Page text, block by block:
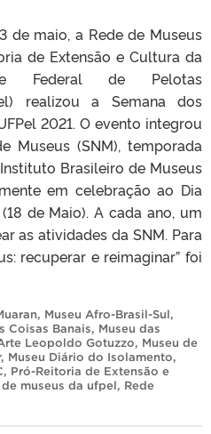
de maio, a Rede de Museus
de Extensão e Cultura da
Federal de Pelotas
realizou a Semana dos
2021. O evento integrou
Museus (SNM), temporada
Brasileiro de Museus
em celebração ao Dia
de Maio). A cada ano, um
as atividades da SNM. Para
recuperar e reimaginar” foi
, Museu Afro-Brasil-Sul,
Coisas Banais, Museu das
Leopoldo Gotuzzo, Museu de
, Museu Diário do Isolamento,
, Pró-Reitoria de Extensão e
museus da ufpel, Rede